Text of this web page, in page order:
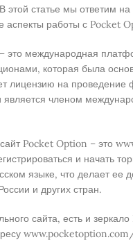
этой статье мы ответим на
аспекты работы с Pocket
это международная
которая была
лицензию на проведение
является членом
Pocket Option – это
и начать
языке, что делает ее
и других стран.
сайта, есть и